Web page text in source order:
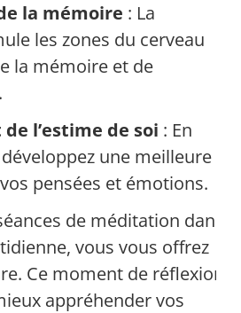
la mémoire : La
les zones du cerveau
la mémoire et de
l’estime de soi : En
une meilleure
pensées et émotions.
de méditation dans
vous vous offrez
Ce moment de réflexion
appréhender vos